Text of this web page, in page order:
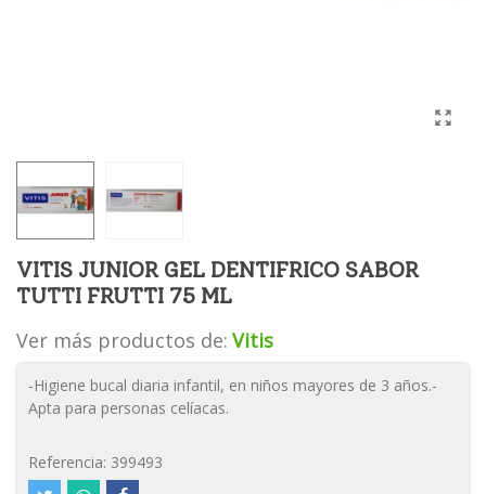
VITIS JUNIOR GEL DENTIFRICO SABOR
TUTTI FRUTTI 75 ML
Ver más productos de: Vitis
-Higiene bucal diaria infantil, en niños mayores de 3 años.-
Apta para personas celíacas.
Referencia: 399493